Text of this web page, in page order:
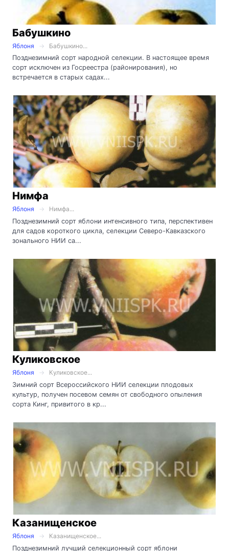
Бабушкино
Яблоня
Бабушкино...
Позднезимний сорт народной селекции. В настоящее время
сорт исключен из Госреестра (районирования), но
встречается в старых садах...
Нимфа
Яблоня
Нимфа...
Позднезимний сорт яблони интенсивного типа, перспективен
для садов короткого цикла, селекции Северо-Кавказского
зонального НИИ са...
Куликовское
Яблоня
Куликовское...
Зимний сорт Всероссийского НИИ селекции плодовых
культур, получен посевом семян от свободного опыления
сорта Кинг, привитого в кр...
Казанищенское
Яблоня
Казанищенское...
Позднезимний лучший селекционный сорт яблони